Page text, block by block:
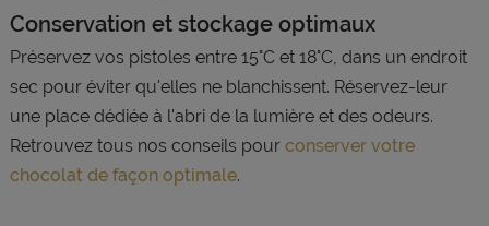
Conservation et stockage optimaux
Préservez vos pistoles entre 15°C et 18°C, dans un endroit
sec pour éviter qu'elles ne blanchissent. Réservez-leur
une place dédiée à l'abri de la lumière et des odeurs.
Retrouvez tous nos conseils pour conserver votre
chocolat de façon optimale.